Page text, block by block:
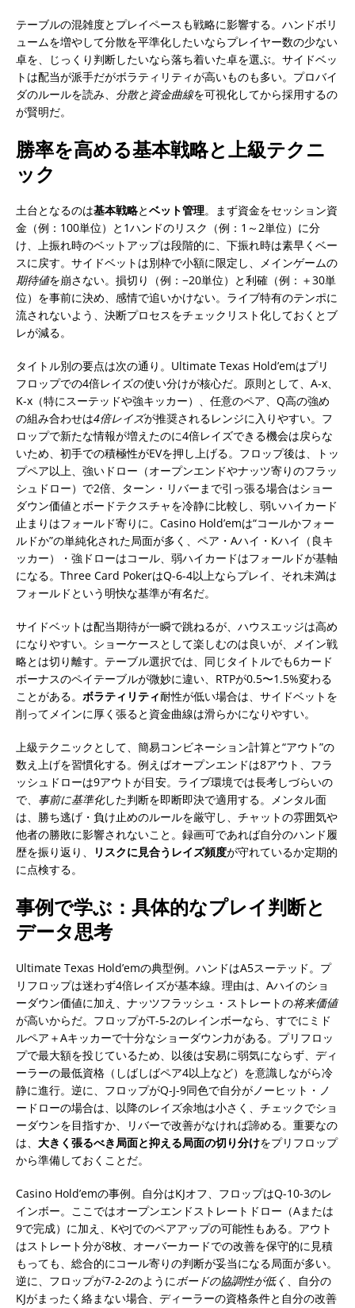
テーブルの混雑度とプレイペースも戦略に影響する。ハンドボリ
ュームを増やして分散を平準化したいならプレイヤー数の少ない
卓を、じっくり判断したいなら落ち着いた卓を選ぶ。サイドベッ
トは配当が派手だがボラティリティが高いものも多い。プロバイ
ダのルールを読み、 分散と資金曲線を可視化してから採用するの
が賢明だ。
勝率を高める基本戦略と上級テクニ
ック
土台となるのは基本戦略とベット管理。まず資金をセッション資
金（例：100単位）と1ハンドのリスク（例：1～2単位）に分
け、上振れ時のベットアップは段階的に、下振れ時は素早くベー
スに戻す。サイドベットは別枠で小額に限定し、メインゲームの
期待値を崩さない。損切り（例：−20単位）と利確（例：＋30単
位）を事前に決め、感情で追いかけない。ライブ特有のテンポに
流されないよう、決断プロセスをチェックリスト化しておくとブ
レが減る。
タイトル別の要点は次の通り。Ultimate Texas Hold’emはプリ
フロップでの4倍レイズの使い分けが核心だ。原則として、A-x、
K-x（特にスーテッドや強キッカー）、任意のペア、Q高の強め
の組み合わせは4倍レイズが推奨されるレンジに入りやすい。フ
ロップで新たな情報が増えたのに4倍レイズできる機会は戻らな
いため、初手での積極性がEVを押し上げる。フロップ後は、トッ
プペア以上、強いドロー（オープンエンドやナッツ寄りのフラッ
シュドロー）で2倍、ターン・リバーまで引っ張る場合はショー
ダウン価値とボードテクスチャを冷静に比較し、弱いハイカード
止まりはフォールド寄りに。Casino Hold’emは“コールかフォー
ルドか”の単純化された局面が多く、ペア・Aハイ・Kハイ（良キ
ッカー）・強ドローはコール、弱ハイカードはフォールドが基軸
になる。Three Card PokerはQ-6-4以上ならプレイ、それ未満は
フォールドという明快な基準が有名だ。
サイドベットは配当期待が一瞬で跳ねるが、ハウスエッジは高め
になりやすい。ショーケースとして楽しむのは良いが、メイン戦
略とは切り離す。テーブル選択では、同じタイトルでも6カード
ボーナスのペイテーブルが微妙に違い、RTPが0.5〜1.5%変わる
ことがある。 ボラティリティ耐性が低い場合は、サイドベットを
削ってメインに厚く張ると資金曲線は滑らかになりやすい。
上級テクニックとして、簡易コンビネーション計算と“アウト”の
数え上げを習慣化する。例えばオープンエンドは8アウト、フラ
ッシュドローは9アウトが目安。ライブ環境では長考しづらいの
で、 事前に基準化した判断を即断即決で適用する。メンタル面
は、勝ち逃げ・負け止めのルールを厳守し、チャットの雰囲気や
他者の勝敗に影響されないこと。録画可であれば自分のハンド履
歴を振り返り、
リスクに見合うレイズ頻度が守れているか定期的
に点検する。
事例で学ぶ：具体的なプレイ判断と
データ思考
Ultimate Texas Hold’emの典型例。ハンドはA5スーテッド。プ
リフロップは迷わず4倍レイズが基本線。理由は、Aハイのショ
ーダウン価値に加え、ナッツフラッシュ・ストレートの将来価値
が高いからだ。フロップがT-5-2のレインボーなら、すでにミド
ルペア＋Aキッカーで十分なショーダウン力がある。プリフロッ
プで最大額を投じているため、以後は安易に弱気にならず、ディ
ーラーの最低資格（しばしばペア4以上など）を意識しながら冷
静に進行。逆に、フロップがQ-J-9同色で自分がノーヒット・ノ
ードローの場合は、以降のレイズ余地は小さく、チェックでショ
ーダウンを目指すか、リバーで改善がなければ諦める。重要なの
は、 大きく張るべき局面と抑える局面の切り分けをプリフロップ
から準備しておくことだ。
Casino Hold’emの事例。自分はKJオフ、フロップはQ-10-3のレ
インボー。ここではオープンエンドストレートドロー（Aまたは
9で完成）に加え、KやJでのペアアップの可能性もある。アウト
はストレート分が8枚、オーバーカードでの改善を保守的に見積
もっても、総合的にコール寄りの判断が妥当になる局面が多い。
逆に、フロップが7-2-2のようにボードの協調性が低く、自分の
KJがまったく絡まない場合、ディーラーの資格条件と自分の改善